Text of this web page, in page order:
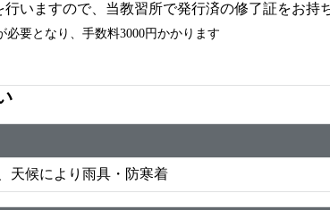
いますので、当教習所で発行済の修了証をお持
要となり、手数料3000円かかります
天候により雨具・防寒着